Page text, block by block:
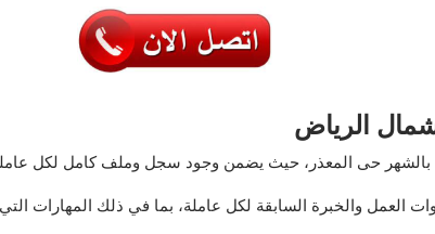
الرياض
حى المعذر، حيث يضمن وجود سجل وملف كامل لكل عاملة
والخبرة السابقة لكل عاملة، بما في ذلك المهارات التي